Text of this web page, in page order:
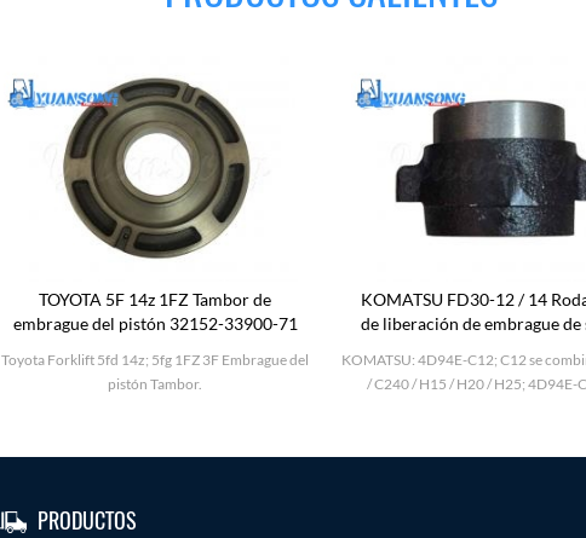
TOYOTA 5F 14z 1FZ Tambor de
embrague del pistón 32152-33900-71
Toyota Forklift 5fd 14z; 5fg 1FZ 3F Embrague del
pistón Tambor.
KOMATSU FD30-12 / 14
de liberación de embrague
KOMATSU: 4D94E-C12; C12 se
/ C240 / H15 / H20 / H25; 4D94E-
PRODUCTOS